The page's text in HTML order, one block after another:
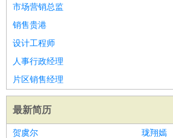
市场营销总监
销售贵港
设计工程师
人事行政经理
片区销售经理
最新简历
贺虞尔
珑翔嫣